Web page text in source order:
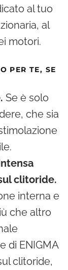
al tuo
al
motori.
PER TE, SE
Se è solo
che sia
clitoride.
interna e
che altro
di ENIGMA
clitoride,